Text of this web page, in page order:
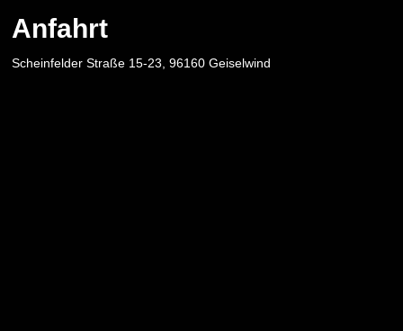
Anfahrt
Scheinfelder Straße 15-23, 96160 Geiselwind